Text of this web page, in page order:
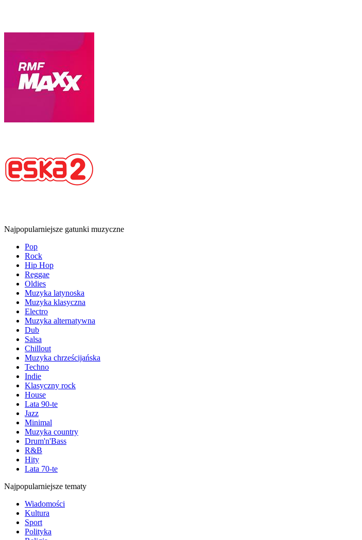
Najpopularniejsze gatunki muzyczne
Pop
Rock
Hip Hop
Reggae
Oldies
Muzyka latynoska
Muzyka klasyczna
Electro
Muzyka alternatywna
Dub
Salsa
Chillout
Muzyka chrześcijańska
Techno
Indie
Klasyczny rock
House
Lata 90-te
Jazz
Minimal
Muzyka country
Drum'n'Bass
R&B
Hity
Lata 70-te
Najpopularniejsze tematy
Wiadomości
Kultura
Sport
Polityka